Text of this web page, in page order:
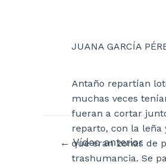
JUANA GARCÍA
Antaño repartían
muchas veces
fueran a cortar
reparto, con la leña
que eran zonas de
trashumancia. Se
Navegación
← Vídeo anterior